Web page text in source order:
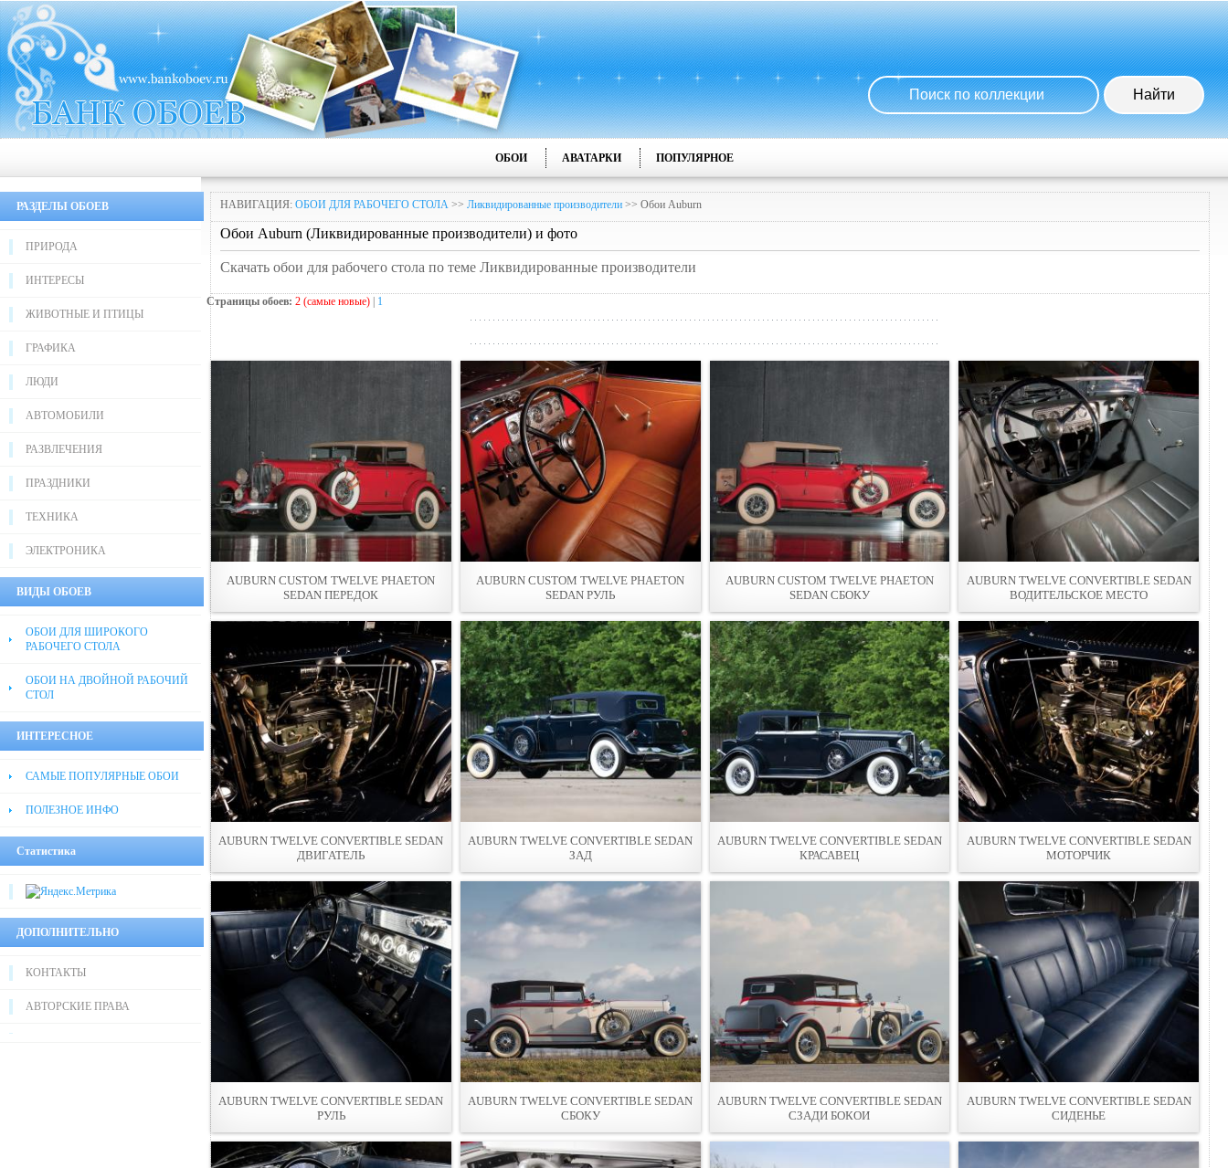
ОБОИ АВАТАРКИ ПОПУЛЯРНОЕ
РАЗДЕЛЫ ОБОЕВ
ПРИРОДА
ИНТЕРЕСЫ
ЖИВОТНЫЕ И ПТИЦЫ
ГРАФИКА
ЛЮДИ
АВТОМОБИЛИ
РАЗВЛЕЧЕНИЯ
ПРАЗДНИКИ
ТЕХНИКА
ЭЛЕКТРОНИКА
ВИДЫ ОБОЕВ
ОБОИ ДЛЯ ШИРОКОГО
РАБОЧЕГО СТОЛА
ОБОИ НА ДВОЙНОЙ РАБОЧИЙ
СТОЛ
ИНТЕРЕСНОЕ
САМЫЕ ПОПУЛЯРНЫЕ ОБОИ
ПОЛЕЗНОЕ ИНФО
Статистика
ДОПОЛНИТЕЛЬНО
КОНТАКТЫ
АВТОРСКИЕ ПРАВА
НАВИГАЦИЯ: ОБОИ ДЛЯ РАБОЧЕГО СТОЛА >> Ликвидированные производители >> Обои Auburn
Обои Auburn (Ликвидированные производители) и фото
Скачать обои для рабочего стола по теме Ликвидированные производители
Страницы обоев: 2 (самые новые) 1
AUBURN CUSTOM TWELVE PHAETON
SEDAN ПЕРЕДОК
AUBURN CUSTOM TWELVE PHAETON
SEDAN РУЛЬ
AUBURN CUSTOM TWELVE PHAETON
SEDAN СБОКУ
AUBURN TWELVE CONVERTIBLE SEDAN
ВОДИТЕЛЬСКОЕ МЕСТО
AUBURN TWELVE CONVERTIBLE SEDAN
ДВИГАТЕЛЬ
AUBURN TWELVE CONVERTIBLE SEDAN
ЗАД
AUBURN TWELVE CONVERTIBLE SEDAN
КРАСАВЕЦ
AUBURN TWELVE CONVERTIBLE SEDAN
МОТОРЧИК
AUBURN TWELVE CONVERTIBLE SEDAN
РУЛЬ
AUBURN TWELVE CONVERTIBLE SEDAN
СБОКУ
AUBURN TWELVE CONVERTIBLE SEDAN
СЗАДИ БОКОИ
AUBURN TWELVE CONVERTIBLE SEDAN
СИДЕНЬЕ